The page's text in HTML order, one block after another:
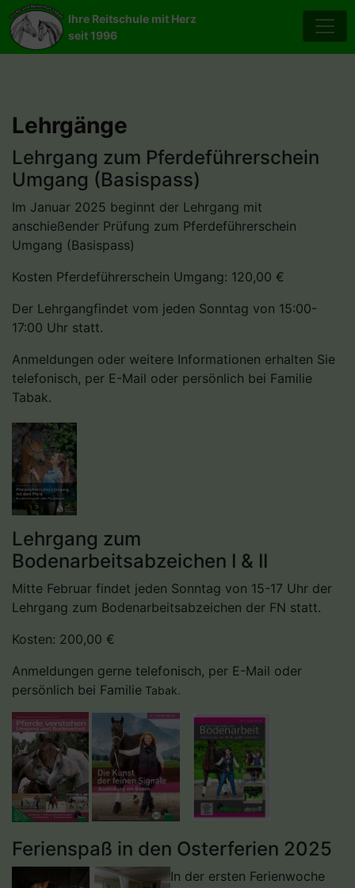
Ihre Reitschule mit Herz
seit 1996
Lehrgänge
Lehrgang zum Pferdeführerschein
Umgang (Basispass)
Im Januar 2025 beginnt der Lehrgang mit
anschießender Prüfung zum Pferdeführerschein
Umgang (Basispass)
Kosten Pferdeführerschein Umgang: 120,00 €
Der Lehrgangfindet vom jeden Sonntag von 15:00-
17:00 Uhr statt.
Anmeldungen oder weitere Informationen erhalten Sie
telefonisch, per E-Mail oder persönlich bei Familie
Tabak.
Lehrgang zum
Bodenarbeitsabzeichen I & II
Mitte Februar findet jeden Sonntag von 15-17 Uhr der
Lehrgang zum Bodenarbeitsabzeichen der FN statt.
Kosten: 200,00 €
Anmeldungen gerne telefonisch, per E-Mail oder
persönlich bei Familie Tabak.
Ferienspaß in den Osterferien 2025
In der ersten Ferienwoche